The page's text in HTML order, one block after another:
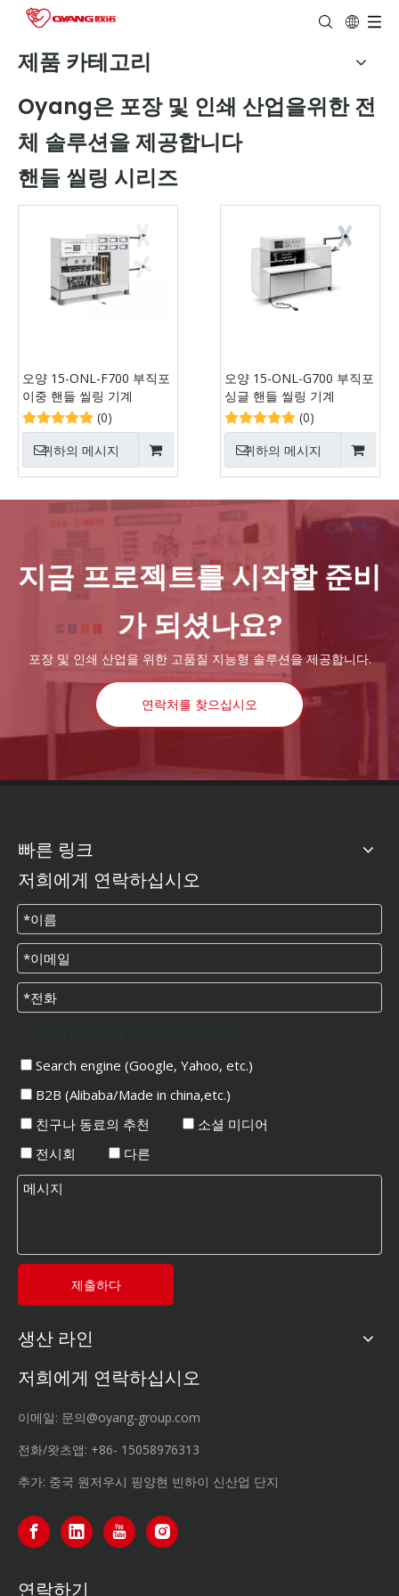
제품 카테고리
Oyang은 포장 및 인쇄 산업을위한 전
체 솔루션을 제공합니다
핸들 씰링 시리즈
오양 15-ONL-F700 부직포
이중 핸들 씰링 기계
(0)
귀하의 메시지
오양 15-ONL-G700 부직포
싱글 핸들 씰링 기계
(0)
귀하의 메시지
지금 프로젝트를 시작할 준비
가 되셨나요?
포장 및 인쇄 산업을 위한 고품질 지능형 솔루션을 제공합니다.
연락처를 찾으십시오
빠른 링크
저희에게 연락하십시오
Search engine (Google, Yahoo, etc.)
B2B (Alibaba/Made in china,etc.)
친구나 동료의 추천
소셜 미디어
전시회
다른
제출하다
생산 라인
저희에게 연락하십시오
이메일: 문의@oyang-group.com
전화/왓츠앱: +86- 15058976313
추가: 중국 원저우시 핑양현 빈하이 신산업 단지
연락하기